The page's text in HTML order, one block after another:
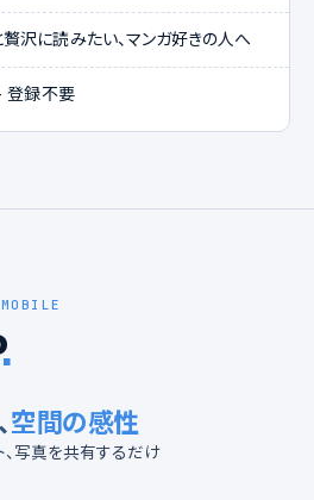
贅沢に読みたい、マンガ好きの人へ
登録不要
.
空間の感性
写真を共有するだけ